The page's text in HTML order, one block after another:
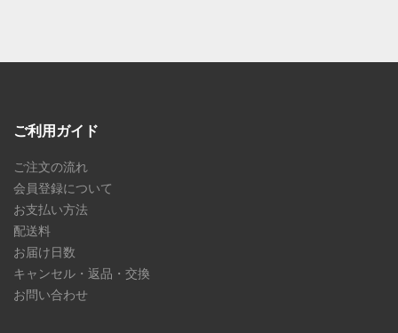
ご利用ガイド
ご注文の流れ
会員登録について
お支払い方法
配送料
お届け日数
キャンセル・返品・交換
お問い合わせ